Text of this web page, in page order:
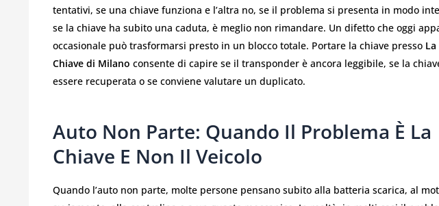
tentativi, se una chiave funziona e l’altra no, se il problema si presenta in modo
se la chiave ha subito una caduta, è meglio non rimandare. Un difetto che oggi
occasionale può trasformarsi presto in un blocco totale. Portare la chiave presso
Chiave di Milano consente di capire se il transponder è ancora leggibile, se la
essere recuperata o se conviene valutare un duplicato.
Auto Non Parte: Quando Il Problema È La
Chiave E Non Il Veicolo
Quando l’auto non parte, molte persone pensano subito alla batteria scarica, al